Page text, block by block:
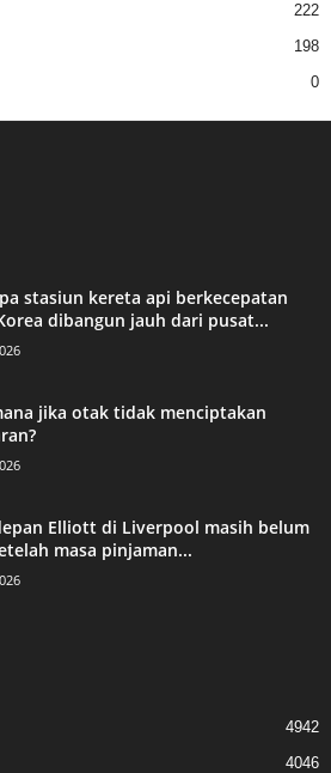
222
198
0
stasiun kereta api berkecepatan
dibangun jauh dari pusat...
jika otak tidak menciptakan
Elliott di Liverpool masih belum
masa pinjaman...
4942
4046